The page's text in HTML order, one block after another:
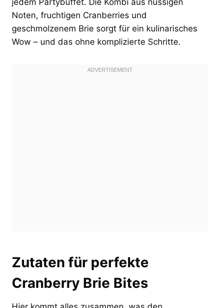
Noten, fruchtigen Cranberries und
geschmolzenem Brie sorgt für ein kulinarisches
Wow – und das ohne komplizierte Schritte.
Zutaten für perfekte
Cranberry Brie Bites